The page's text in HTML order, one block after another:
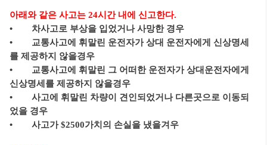
아래와 같은 사고는 24시간 내에 신고한다.
• 차사고로 부상을 입었거나 사망한 경우
• 교통사고에 휘말린 운전자가 상대 운전자에게 신상명세
를 제공하지 않을경우
• 교통사고에 휘말린 그 어떠한 운전자가 상대운전자에게
신상명세를 제공하지 않을경우
• 사고에 휘말린 차량이 견인되었거나 다른곳으로 이동되
었을 경우
• 사고가 $2500가치의 손실을 냈을겨우